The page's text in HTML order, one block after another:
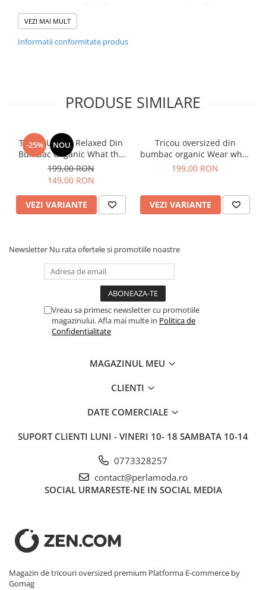
Tabelul de mărimi este furnizat de producător.
SUGESTIE! Măsurați unul dintre tricourile preferate de
acasă și comparați dimensiunile cu cele din tabel.
A - lățimea pieptului măsurată la 2,5 cm sub axilă, B - lungimea
tricoului, C - lungimea mânecii
Sizes
XXS XS S M L XL XXL
3XL
20.5 21.5 23 24.5 25
VEZI MAI MULT
Informatii conformitate produs
PRODUSE SIMILARE
-25% NOU
Tricou Unisex Relaxed Din
Bumbac Organic What the
fuck is matcha
199,00 RON
149,00 RON
VEZI VARIANTE
Tricou oversized din
bumbac organic Wear what
make you feel like you
199,00 RON
VEZI VARIANTE
Newsletter Nu rata ofertele si promotiile noastre
Vreau sa primesc newsletter cu promotiile
magazinului. Afla mai multe in Politica de
Confidentialitate
MAGAZINUL MEU
CLIENTI
DATE COMERCIALE
SUPORT CLIENTI LUNI - VINERI 10- 18 SAMBATA 10-14
0773328257
contact@perlamoda.ro
SOCIAL URMARESTE-NE IN SOCIAL MEDIA
Magazin de tricouri oversized premium Platforma E-commerce by
Gomag